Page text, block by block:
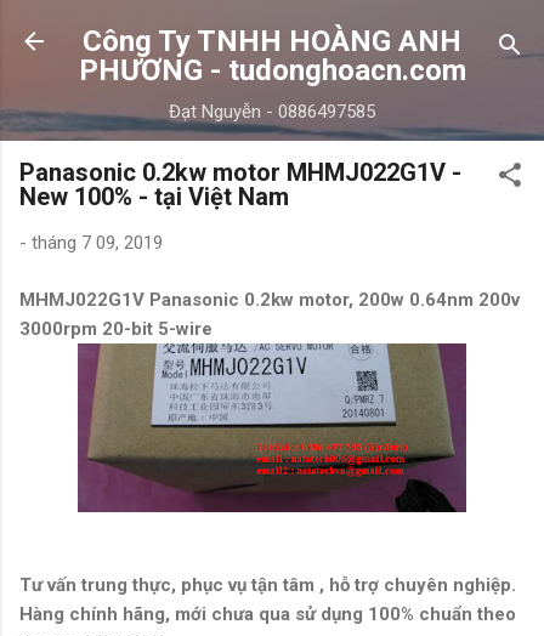
Chuyển đến nội dung chính
Công Ty TNHH HOÀNG ANH
PHƯƠNG - tudonghoacn.com
Đạt Nguyễn - 0886497585
Panasonic 0.2kw motor MHMJ022G1V -
New 100% - tại Việt Nam
- tháng 7 09, 2019
MHMJ022G1V Panasonic 0.2kw motor, 200w 0.64nm 200v
3000rpm 20-bit 5-wire
Tư vấn trung thực, phục vụ tận tâm , hỗ trợ chuyên nghiệp.
Hàng chính hãng, mới chưa qua sử dụng 100% chuẩn theo